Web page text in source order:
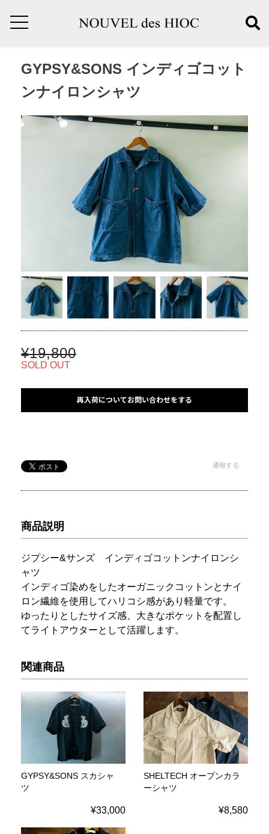
GYPSY&SONS インディゴコット
ンナイロンシャツ
¥19,800
SOLD OUT
再入荷についてお問い合わせをする
通報する
商品説明
ジプシー&サンズ インディゴコットンナイロンシ
ャツ
インディゴ染めをしたオーガニックコットンとナイ
ロン繊維を使用してハリコシ感があり軽量です。
ゆったりとしたサイズ感、大きなポケットを配置し
てライトアウターとして活躍します。
関連商品
GYPSY&SONS スカシャ
ツ
¥33,000
SHELTECH オープンカラ
ーシャツ
¥8,580